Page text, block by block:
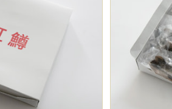
下
に調理できました！
なんだろう。柔らか
食べると、驚くほど